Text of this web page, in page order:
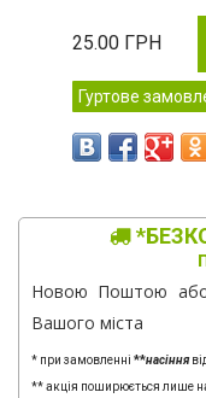
25.00 ГРН
Гуртове
Новою Поштою або
Вашого міста
* при замовленні **насіння
** акція поширюється лише